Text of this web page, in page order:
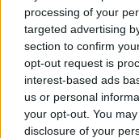
processing of your
targeted advertising
section to confirm
opt-out request is
interest-based ads
us or personal
your opt-out. You
disclosure of your